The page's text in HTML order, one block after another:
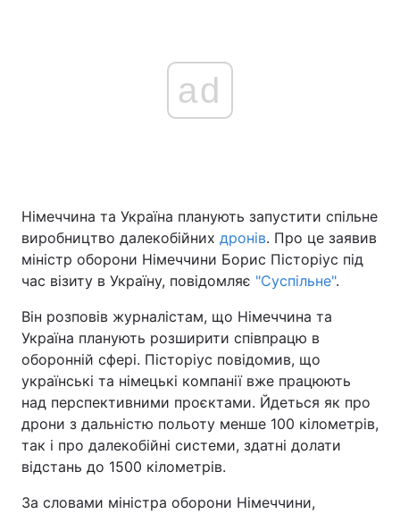
ad
Німеччина та Україна планують запустити спільне
виробництво далекобійних дронів. Про це заявив
міністр оборони Німеччини Борис Пісторіус під
час візиту в Україну, повідомляє "Суспільне".
Він розповів журналістам, що Німеччина та
Україна планують розширити співпрацю в
оборонній сфері. Пісторіус повідомив, що
українські та німецькі компанії вже працюють
над перспективними проєктами. Йдеться як про
дрони з дальністю польоту менше 100 кілометрів,
так і про далекобійні системи, здатні долати
відстань до 1500 кілометрів.
За словами міністра оборони Німеччини,